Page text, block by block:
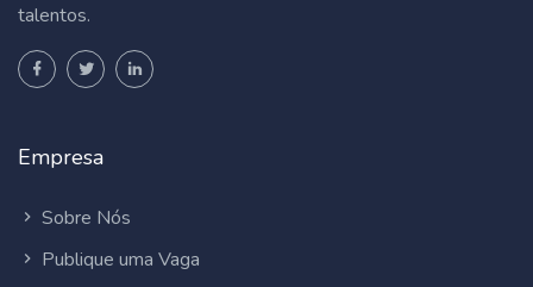
talentos.
Empresa
Sobre Nós
Publique uma Vaga